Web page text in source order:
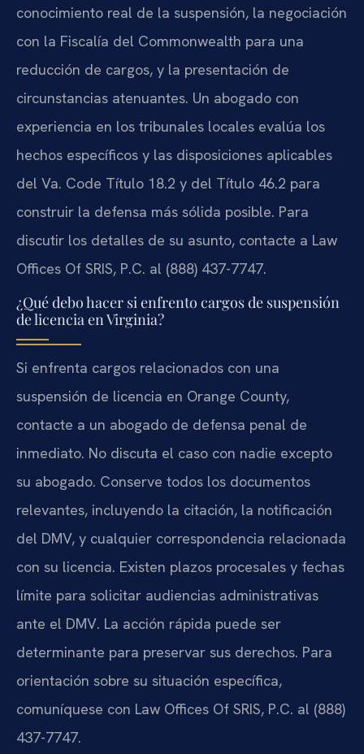
conocimiento real de la suspensión, la negociación
con la Fiscalía del Commonwealth para una
reducción de cargos, y la presentación de
circunstancias atenuantes. Un abogado con
experiencia en los tribunales locales evalúa los
hechos específicos y las disposiciones aplicables
del Va. Code Título 18.2 y del Título 46.2 para
construir la defensa más sólida posible. Para
discutir los detalles de su asunto, contacte a Law
Offices Of SRIS, P.C. al (888) 437-7747.
¿Qué debo hacer si enfrento cargos de suspensión
de licencia en Virginia?
Si enfrenta cargos relacionados con una
suspensión de licencia en Orange County,
contacte a un abogado de defensa penal de
inmediato. No discuta el caso con nadie excepto
su abogado. Conserve todos los documentos
relevantes, incluyendo la citación, la notificación
del DMV, y cualquier correspondencia relacionada
con su licencia. Existen plazos procesales y fechas
límite para solicitar audiencias administrativas
ante el DMV. La acción rápida puede ser
determinante para preservar sus derechos. Para
orientación sobre su situación específica,
comuníquese con Law Offices Of SRIS, P.C. al (888)
437-7747.